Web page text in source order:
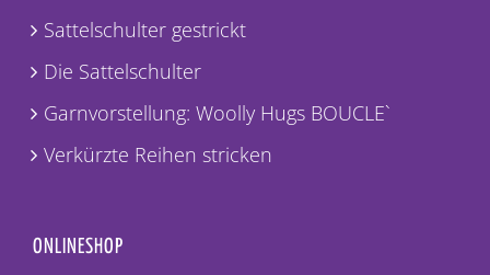
Sattelschulter gestrickt
Die Sattelschulter
Garnvorstellung: Woolly Hugs BOUCLE`
Verkürzte Reihen stricken
ONLINESHOP